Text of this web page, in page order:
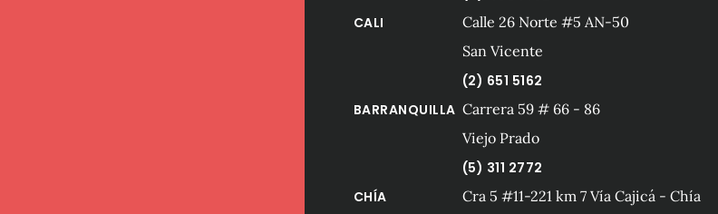
CALI
Calle 26 Norte #5 AN-50
San Vicente
(2) 651 5162
BARRANQUILLA Carrera 59 # 66 - 86
Viejo Prado
(5) 311 2772
CHÍA
Cra 5 #11-221 km 7 Vía Cajicá - Chía